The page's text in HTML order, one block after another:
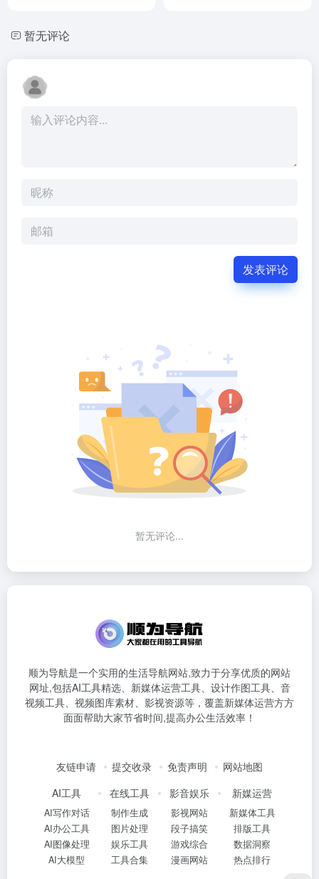
暂无评论
发表评论
暂无评论...
顺为导航是一个实用的生活导航网站,致力于分享优质的网站
网址,包括AI工具精选、新媒体运营工具、设计作图工具、音
视频工具、视频图库素材、影视资源等，覆盖新媒体运营方方
面面帮助大家节省时间,提高办公生活效率！
友链申请 提交收录 免责声明
网站地图
AI工具
AI写作对话
AI办公工具
AI图像处理
AI大模型
在线工具
制作生成
图片处理
娱乐工具
工具合集
影音娱乐
影视网站
段子搞笑
游戏综合
漫画网站
新媒运营
新媒体工具
排版工具
数据洞察
热点排行